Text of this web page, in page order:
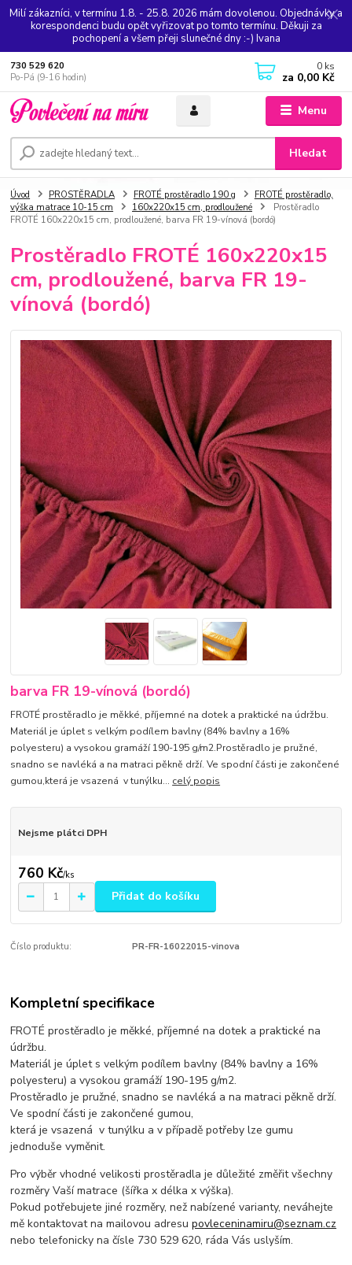
Milí zákazníci, v termínu 1.8. - 25.8. 2026 mám dovolenou. Objednávky a
korespondenci budu opět vyřizovat po tomto termínu. Děkuji za
pochopení a všem přeji slunečné dny :-) Ivana
Menu
Hledat
730 529 620
Po-Pá (9-16 hodin)
0 ks
za 0,00 Kč
Úvod PROSTĚRADLA FROTÉ prostěradlo 190 g
FROTÉ prostěradlo,
výška matrace 10-15 cm
160x220x15 cm, prodloužené
Prostěradlo
FROTÉ 160x220x15 cm, prodloužené, barva FR 19-vínová (bordó)
Prostěradlo FROTÉ 160x220x15
cm, prodloužené, barva FR 19-
vínová (bordó)
barva FR 19-vínová (bordó)
FROTÉ prostěradlo je měkké, příjemné na dotek a praktické na údržbu.
Materiál je úplet s velkým podílem bavlny (84% bavlny a 16%
polyesteru) a vysokou gramáží 190-195 g/m2.Prostěradlo je pružné,
snadno se navléká a na matraci pěkně drží. Ve spodní části je zakončené
gumou,která je vsazená v tunýlku... celý popis
Nejsme plátci DPH
760 Kč/ks
Přidat do košíku
Číslo produktu: PR-FR-16022015-vinova
Kompletní specifikace
FROTÉ prostěradlo je měkké, příjemné na dotek a praktické na
údržbu.
Materiál je úplet s velkým podílem bavlny (84% bavlny a 16%
polyesteru) a vysokou gramáží 190-195 g/m2.
Prostěradlo je pružné, snadno se navléká a na matraci pěkně drží.
Ve spodní části je zakončené gumou,
která je vsazená v tunýlku a v případě potřeby lze gumu
jednoduše vyměnit.
Pro výběr vhodné velikosti prostěradla je důležité změřit všechny
rozměry Vaší matrace (šířka x délka x výška).
Pokud potřebujete jiné rozměry, než nabízené varianty, neváhejte
mě kontaktovat na mailovou adresupovleceninamiru@seznam.cz
nebo telefonicky na čísle 730 529 620, ráda Vás uslyším.